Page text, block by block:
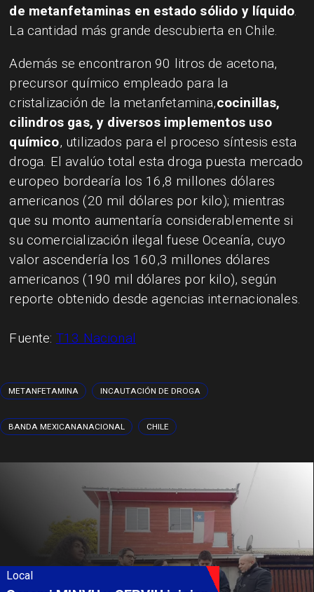
de metanfetaminas en estado sólido y líquido.
La cantidad más grande descubierta en Chile.
Además se encontraron 90 litros de acetona,
precursor químico empleado para la
cristalización de la metanfetamina,cocinillas,
cilindros gas, y diversos implementos uso
químico, utilizados para el proceso síntesis esta
droga. El avalúo total esta droga puesta mercado
europeo bordearía los 16,8 millones dólares
americanos (20 mil dólares por kilo); mientras
que su monto aumentaría considerablemente si
su comercialización ilegal fuese Oceanía, cuyo
valor ascendería los 160,3 millones dólares
americanos (190 mil dólares por kilo), según
reporte obtenido desde agencias internacionales.
Fuente: T13 Nacional
METANFETAMINA INCAUTACIÓN DE DROGA
BANDA MEXICANANACIONAL CHILE
Local
Fondo Orasmi entrega apoyo a